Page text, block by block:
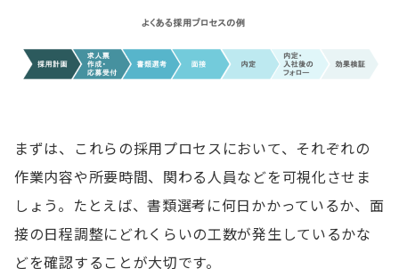
まずは、これらの採用プロセスにおいて、それぞれの
作業内容や所要時間、関わる人員などを可視化させま
しょう。たとえば、書類選考に何日かかっているか、面
接の日程調整にどれくらいの工数が発生しているかな
どを確認することが大切です。